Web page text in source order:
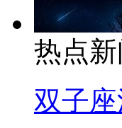
热点新
双子